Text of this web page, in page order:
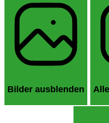
Bilder ausblenden